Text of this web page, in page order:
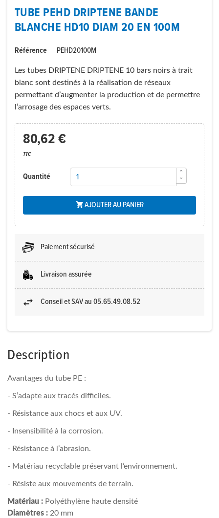
TUBE PEHD DRIPTENE BANDE
BLANCHE HD10 DIAM 20 EN 100M
Référence PEHD20100M
Les tubes DRIPTENE DRIPTENE 10 bars noirs à trait
blanc sont destinés à la réalisation de réseaux
permettant d’augmenter la production et de permettre
l’arrosage des espaces verts.
80,62 €
TTC
Quantité
AJOUTER AU PANIER
Paiement sécurisé
Livraison assurée
Conseil et SAV au 05.65.49.08.52
Description
Avantages du tube PE :
- S’adapte aux tracés difficiles.
- Résistance aux chocs et aux UV.
- Insensibilité à la corrosion.
- Résistance à l’abrasion.
- Matériau recyclable préservant l’environnement.
- Résiste aux mouvements de terrain.
Matériau : Polyéthylène haute densité
Diamètres : 20 mm